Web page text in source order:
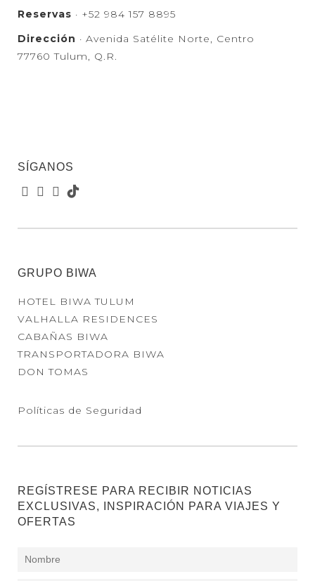
Reservas · +52 984 157 8895
Dirección · Avenida Satélite Norte, Centro
77760 Tulum, Q.R.
SÍGANOS
GRUPO BIWA
HOTEL BIWA TULUM
VALHALLA RESIDENCES
CABAÑAS BIWA
TRANSPORTADORA BIWA
DON TOMAS
Políticas de Seguridad
REGÍSTRESE PARA RECIBIR NOTICIAS
EXCLUSIVAS, INSPIRACIÓN PARA VIAJES Y
OFERTAS